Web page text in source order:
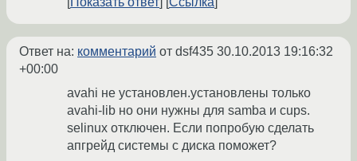
Ответ на: комментарий от dsf435 30.10.2013 19:16:32
+00:00
avahi не установлен.установлены только
avahi-lib но они нужны для samba и cups.
selinux отключен. Если попробую сделать
апгрейд системы с диска поможет?